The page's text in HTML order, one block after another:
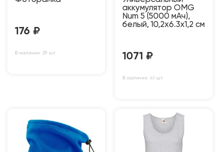
176 ₽
В наличии: 29 шт
аккумулятор OMG
Num 5 (5000 мАч),
белый, 10,2х6.3х1,2 см
1071 ₽
В наличии: 41 шт